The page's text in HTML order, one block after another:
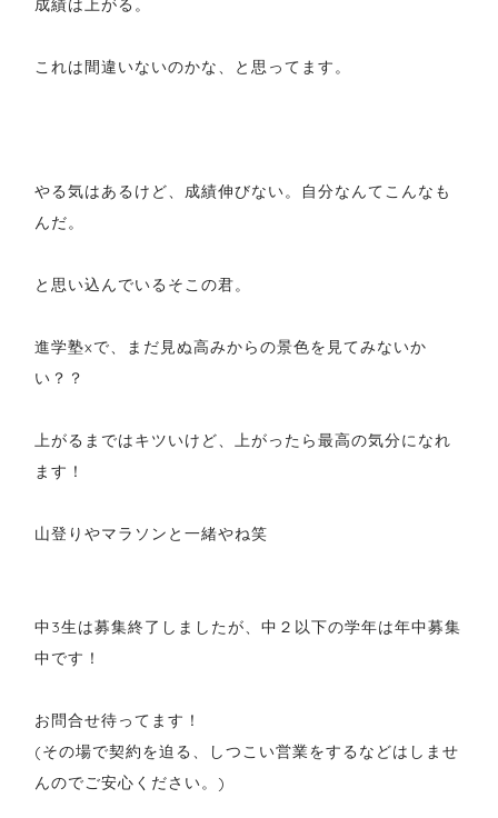
成績は上がる。
これは間違いないのかな、と思ってます。
やる気はあるけど、成績伸びない。自分なんてこんなも
んだ。
と思い込んでいるそこの君。
進学塾xで、まだ見ぬ高みからの景色を見てみないか
い？？
上がるまではキツいけど、上がったら最高の気分になれ
ます！
山登りやマラソンと一緒やね笑
中3生は募集終了しましたが、中２以下の学年は年中募集
中です！
お問合せ待ってます！
(その場で契約を迫る、しつこい営業をするなどはしませ
んのでご安心ください。)